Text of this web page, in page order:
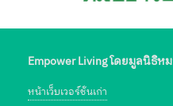
Empower Living โดยมูลนิธิห
หน้าเว็บเวอร์ชั่นเก่า